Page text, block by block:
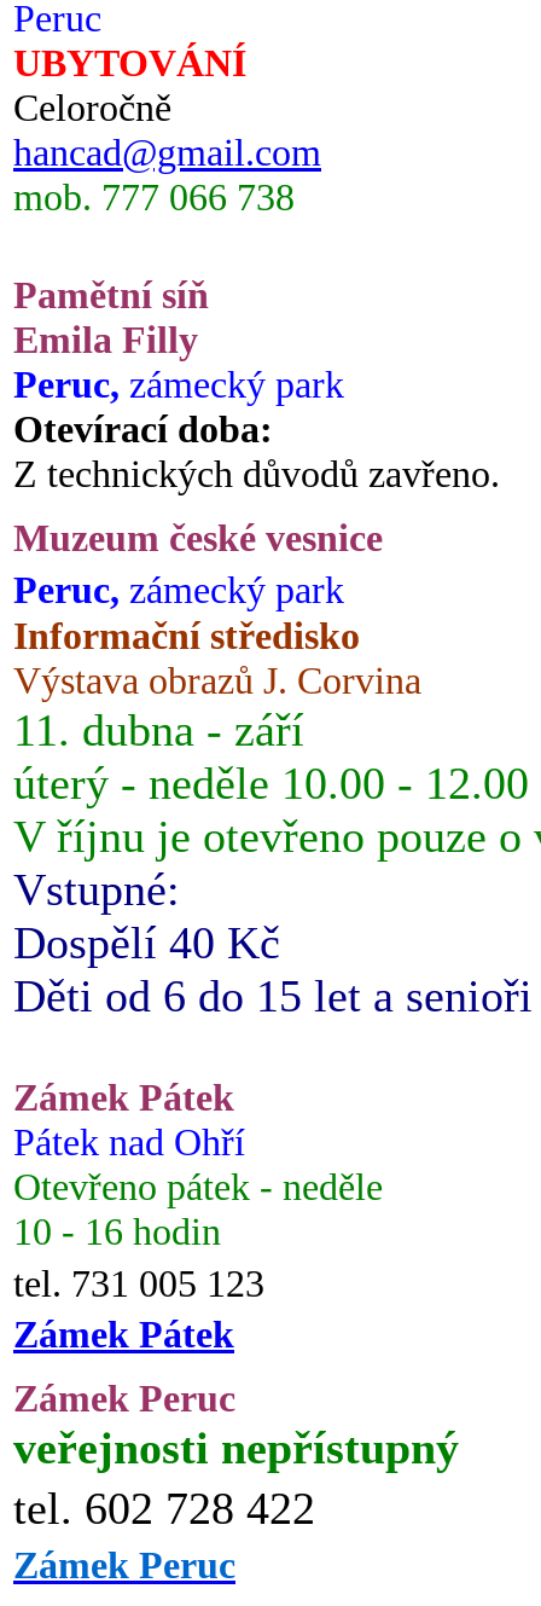
Peruc
UBYTOVÁNÍ
Celoročně
hancad@gmail.com
mob. 777 066 738
Pamětní síň
Emila Filly
Peruc, zámecký park
Otevírací doba:
Z technických důvodů zavřeno.
Muzeum české vesnice
Peruc, zámecký park
Informační středisko
Výstava obrazů J. Corvina
11. dubna - září
úterý - neděle 10.00 -
V říjnu je otevřeno pouze o
Vstupné:
Dospělí 40 Kč
Děti od 6 do 15 let a
Zámek Pátek
Pátek nad Ohří
Otevřeno pátek - neděle
10 - 16 hodin
tel. 731 005 123
Zámek Pátek
Zámek Peruc
veřejnosti nepřístupný
tel. 602 728 422
Zámek Peruc